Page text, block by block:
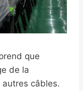
que
de la
câbles.